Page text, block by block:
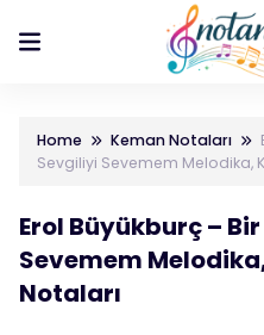
Home Keman Notaları
Sevgiliyi Sevemem Melodika,
Erol Büyükburç –
Sevemem
Notaları